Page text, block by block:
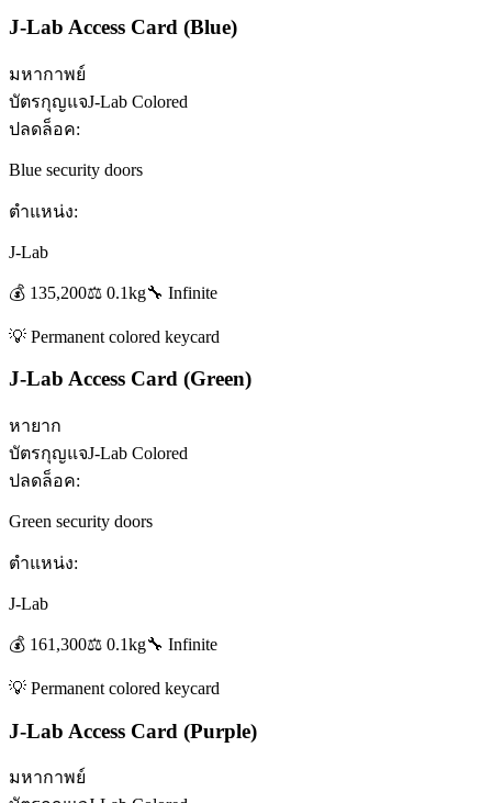
J-Lab Access Card (Blue)
มหากาพย์
บัตรกุญแจJ-Lab Colored
ปลดล็อค:
Blue security doors
ตำแหน่ง:
J-Lab
💰 135,200⚖️ 0.1kg🔧 Infinite
💡 Permanent colored keycard
J-Lab Access Card (Green)
หายาก
บัตรกุญแจJ-Lab Colored
ปลดล็อค:
Green security doors
ตำแหน่ง:
J-Lab
💰 161,300⚖️ 0.1kg🔧 Infinite
💡 Permanent colored keycard
J-Lab Access Card (Purple)
มหากาพย์